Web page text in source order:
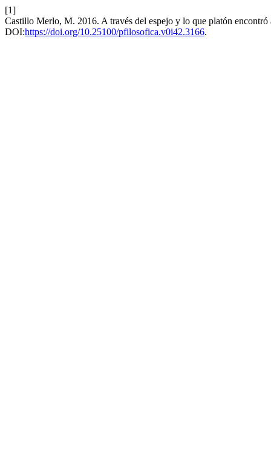
[1]
Castillo Merlo, M. 2016. A través del espejo y lo que platón
DOI:https://doi.org/10.25100/pfilosofica.v0i42.3166.